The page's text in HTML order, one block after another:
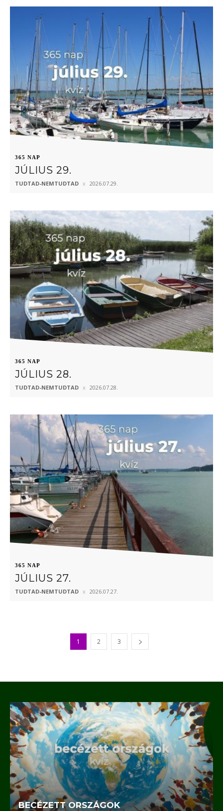
365 NAP
JÚLIUS 29.
TUDTAD-NEMTUDTAD 2026.07.29.
365 NAP
JÚLIUS 28.
TUDTAD-NEMTUDTAD 2026.07.28.
365 NAP
JÚLIUS 27.
TUDTAD-NEMTUDTAD 2026.07.27.
1 2 3
BECÉZETT ORSZÁGOK